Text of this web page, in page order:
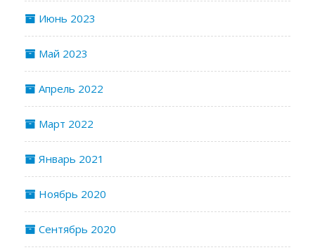
Июнь 2023
Май 2023
Апрель 2022
Март 2022
Январь 2021
Ноябрь 2020
Сентябрь 2020